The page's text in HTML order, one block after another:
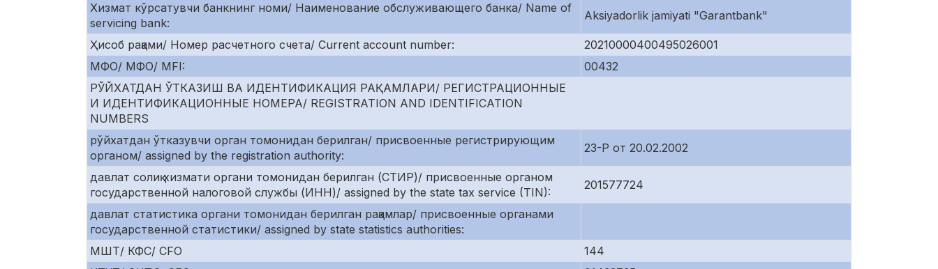
Хизмат кўрсатувчи банкнинг номи/ Наименование обслуживающего банка/ Name of
servicing bank:
Aksiyadorlik jamiyati "Garantbank"
Ҳисоб рақами/ Номер расчетного счета/ Current account number:
20210000400495026001
МФО/ МФО/ MFI:
00432
РЎЙХАТДАН ЎТКАЗИШ ВА ИДЕНТИФИКАЦИЯ РАҚАМЛАРИ/ РЕГИСТРАЦИОННЫЕ
И ИДЕНТИФИКАЦИОННЫЕ НОМЕРА/ REGISTRATION AND IDENTIFICATION
NUMBERS
рўйхатдан ўтказувчи орган томонидан берилган/ присвоенные регистрирующим
органом/ assigned by the registration authority:
23-P от 20.02.2002
давлат солиқ хизмати органи томонидан берилган (СТИР)/ присвоенные органом
государственной налоговой службы (ИНН)/ assigned by the state tax service (TIN):
201577724
давлат статистика органи томонидан берилган рақамлар/ присвоенные органами
государственной статистики/ assigned by state statistics authorities:
МШТ/ КФС/ CFO
144